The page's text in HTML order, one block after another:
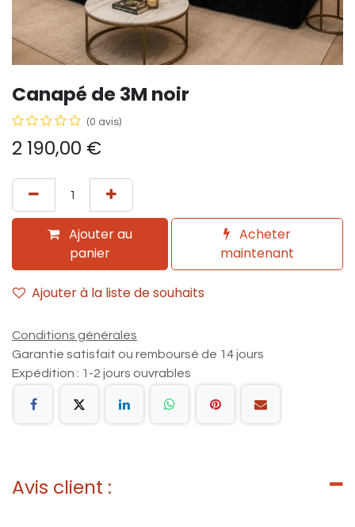
Canapé de 3M noir
(0 avis)
2 190,00 €
Ajouter au
panier
Acheter
maintenant
Ajouter à la liste de souhaits
Conditions générales
Garantie satisfait ou remboursé de 14 jours
Expédition : 1-2 jours ouvrables
Avis client :